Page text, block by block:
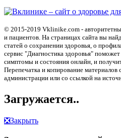
© 2015-2019 Vklinike.com -
и пациентов. На страницах сайта вы
статей о сохранении здоровья, о
сервис "Диагностика здоровья"
симптомы и состояния онлайн, и
Перепечатка и копирование материалов
администрации или со ссылкой на
Загружается..
❎Закрыть